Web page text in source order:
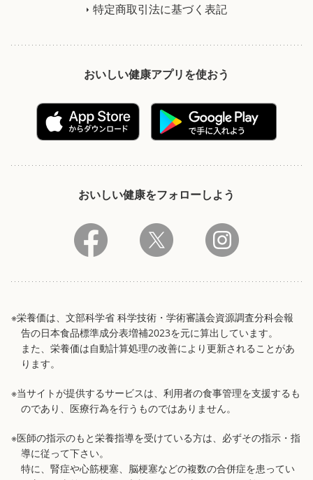
特定商取引法に基づく表記
おいしい健康アプリを使おう
おいしい健康をフォローしよう
※栄養価は、文部科学省 科学技術・学術審議会資源調査分科会報
告の日本食品標準成分表増補2023を元に算出しています。
また、栄養価は自動計算処理の改善により更新されることがあ
ります。
※当サイトが提供するサービスは、利用者の食事管理を支援するも
のであり、医療行為を行うものではありません。
※医師の指示のもと栄養指導を受けている方は、必ずその指示・指
導に従って下さい。
特に、腎症や心筋梗塞、脳梗塞などの複数の合併症を患ってい